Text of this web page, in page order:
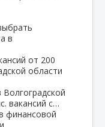
в
от 200
области
вакансий с…
финансовой